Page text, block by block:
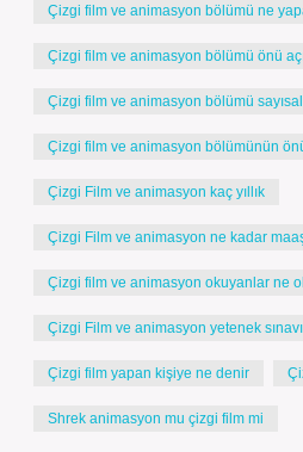
Çizgi film ve animasyon bölümü ne
Çizgi film ve animasyon bölümü önü
Çizgi film ve animasyon bölümü sayısal
Çizgi film ve animasyon bölümünün önü
Çizgi Film ve animasyon kaç yıllık
Çizgi Film ve animasyon ne kadar
Çizgi film ve animasyon okuyanlar ne
Çizgi Film ve animasyon yetenek sınavı
Çizgi film yapan kişiye ne denir
Shrek animasyon mu çizgi film mi